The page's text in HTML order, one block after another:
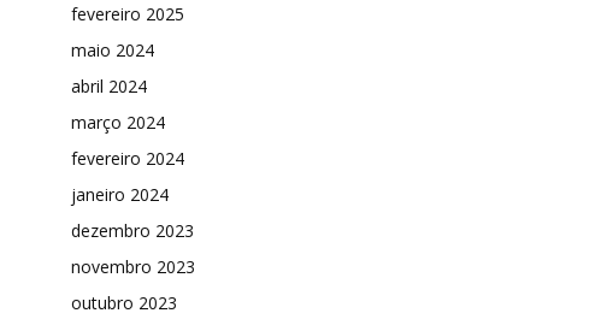
fevereiro 2025
maio 2024
abril 2024
março 2024
fevereiro 2024
janeiro 2024
dezembro 2023
novembro 2023
outubro 2023